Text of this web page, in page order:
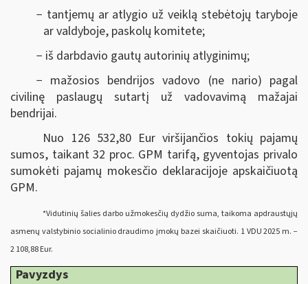
− tantjemų ar atlygio už veiklą stebėtojų taryboje
ar valdyboje, paskolų komitete;
− iš darbdavio gautų autorinių atlyginimų;
− mažosios bendrijos vadovo (ne nario) pagal
civilinę paslaugų sutartį už vadovavimą mažajai
bendrijai.
Nuo 126 532,80 Eur viršijančios tokių pajamų
sumos, taikant 32 proc. GPM tarifą, gyventojas privalo
sumokėti pajamų mokesčio deklaracijoje apskaičiuotą
GPM.
*Vidutinių šalies darbo užmokesčių dydžio suma, taikoma apdraustųjų
asmenų valstybinio socialinio draudimo įmokų bazei skaičiuoti. 1 VDU 2025 m. −
2 108,88 Eur.
Pavyzdys